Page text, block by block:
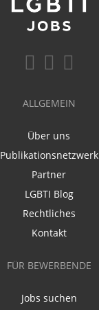
ALLGEMEIN
Über uns
Publikationsnetzwerk
Partner
LGBTI Blog
Rechtliches
Kontakt
FÜR BEWERBENDE
Jobs suchen